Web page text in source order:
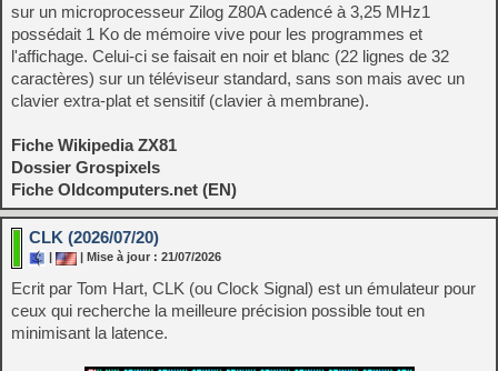
sur un microprocesseur Zilog Z80A cadencé à 3,25 MHz1
possédait 1 Ko de mémoire vive pour les programmes et
l'affichage. Celui-ci se faisait en noir et blanc (22 lignes de 32
caractères) sur un téléviseur standard, sans son mais avec un
clavier extra-plat et sensitif (clavier à membrane).
Fiche Wikipedia ZX81
Dossier Grospixels
Fiche Oldcomputers.net (EN)
CLK (2026/07/20)
| Mise à jour : 21/07/2026
Ecrit par Tom Hart, CLK (ou Clock Signal) est un émulateur pour
ceux qui recherche la meilleure précision possible tout en
minimisant la latence.